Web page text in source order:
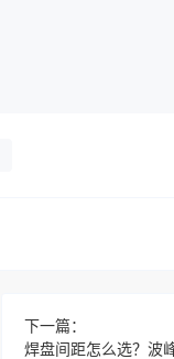
下一篇：
焊盘间距怎么选？波